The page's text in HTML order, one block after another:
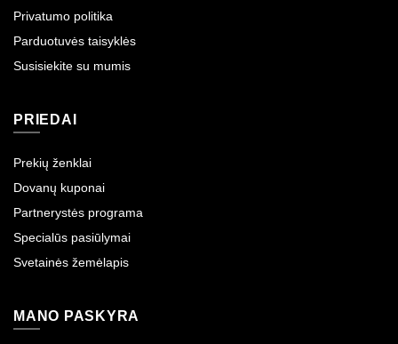
Privatumo politika
Parduotuvės taisyklės
Susisiekite su mumis
PRIEDAI
Prekių ženklai
Dovanų kuponai
Partnerystės programa
Specialūs pasiūlymai
Svetainės žemėlapis
MANO PASKYRA